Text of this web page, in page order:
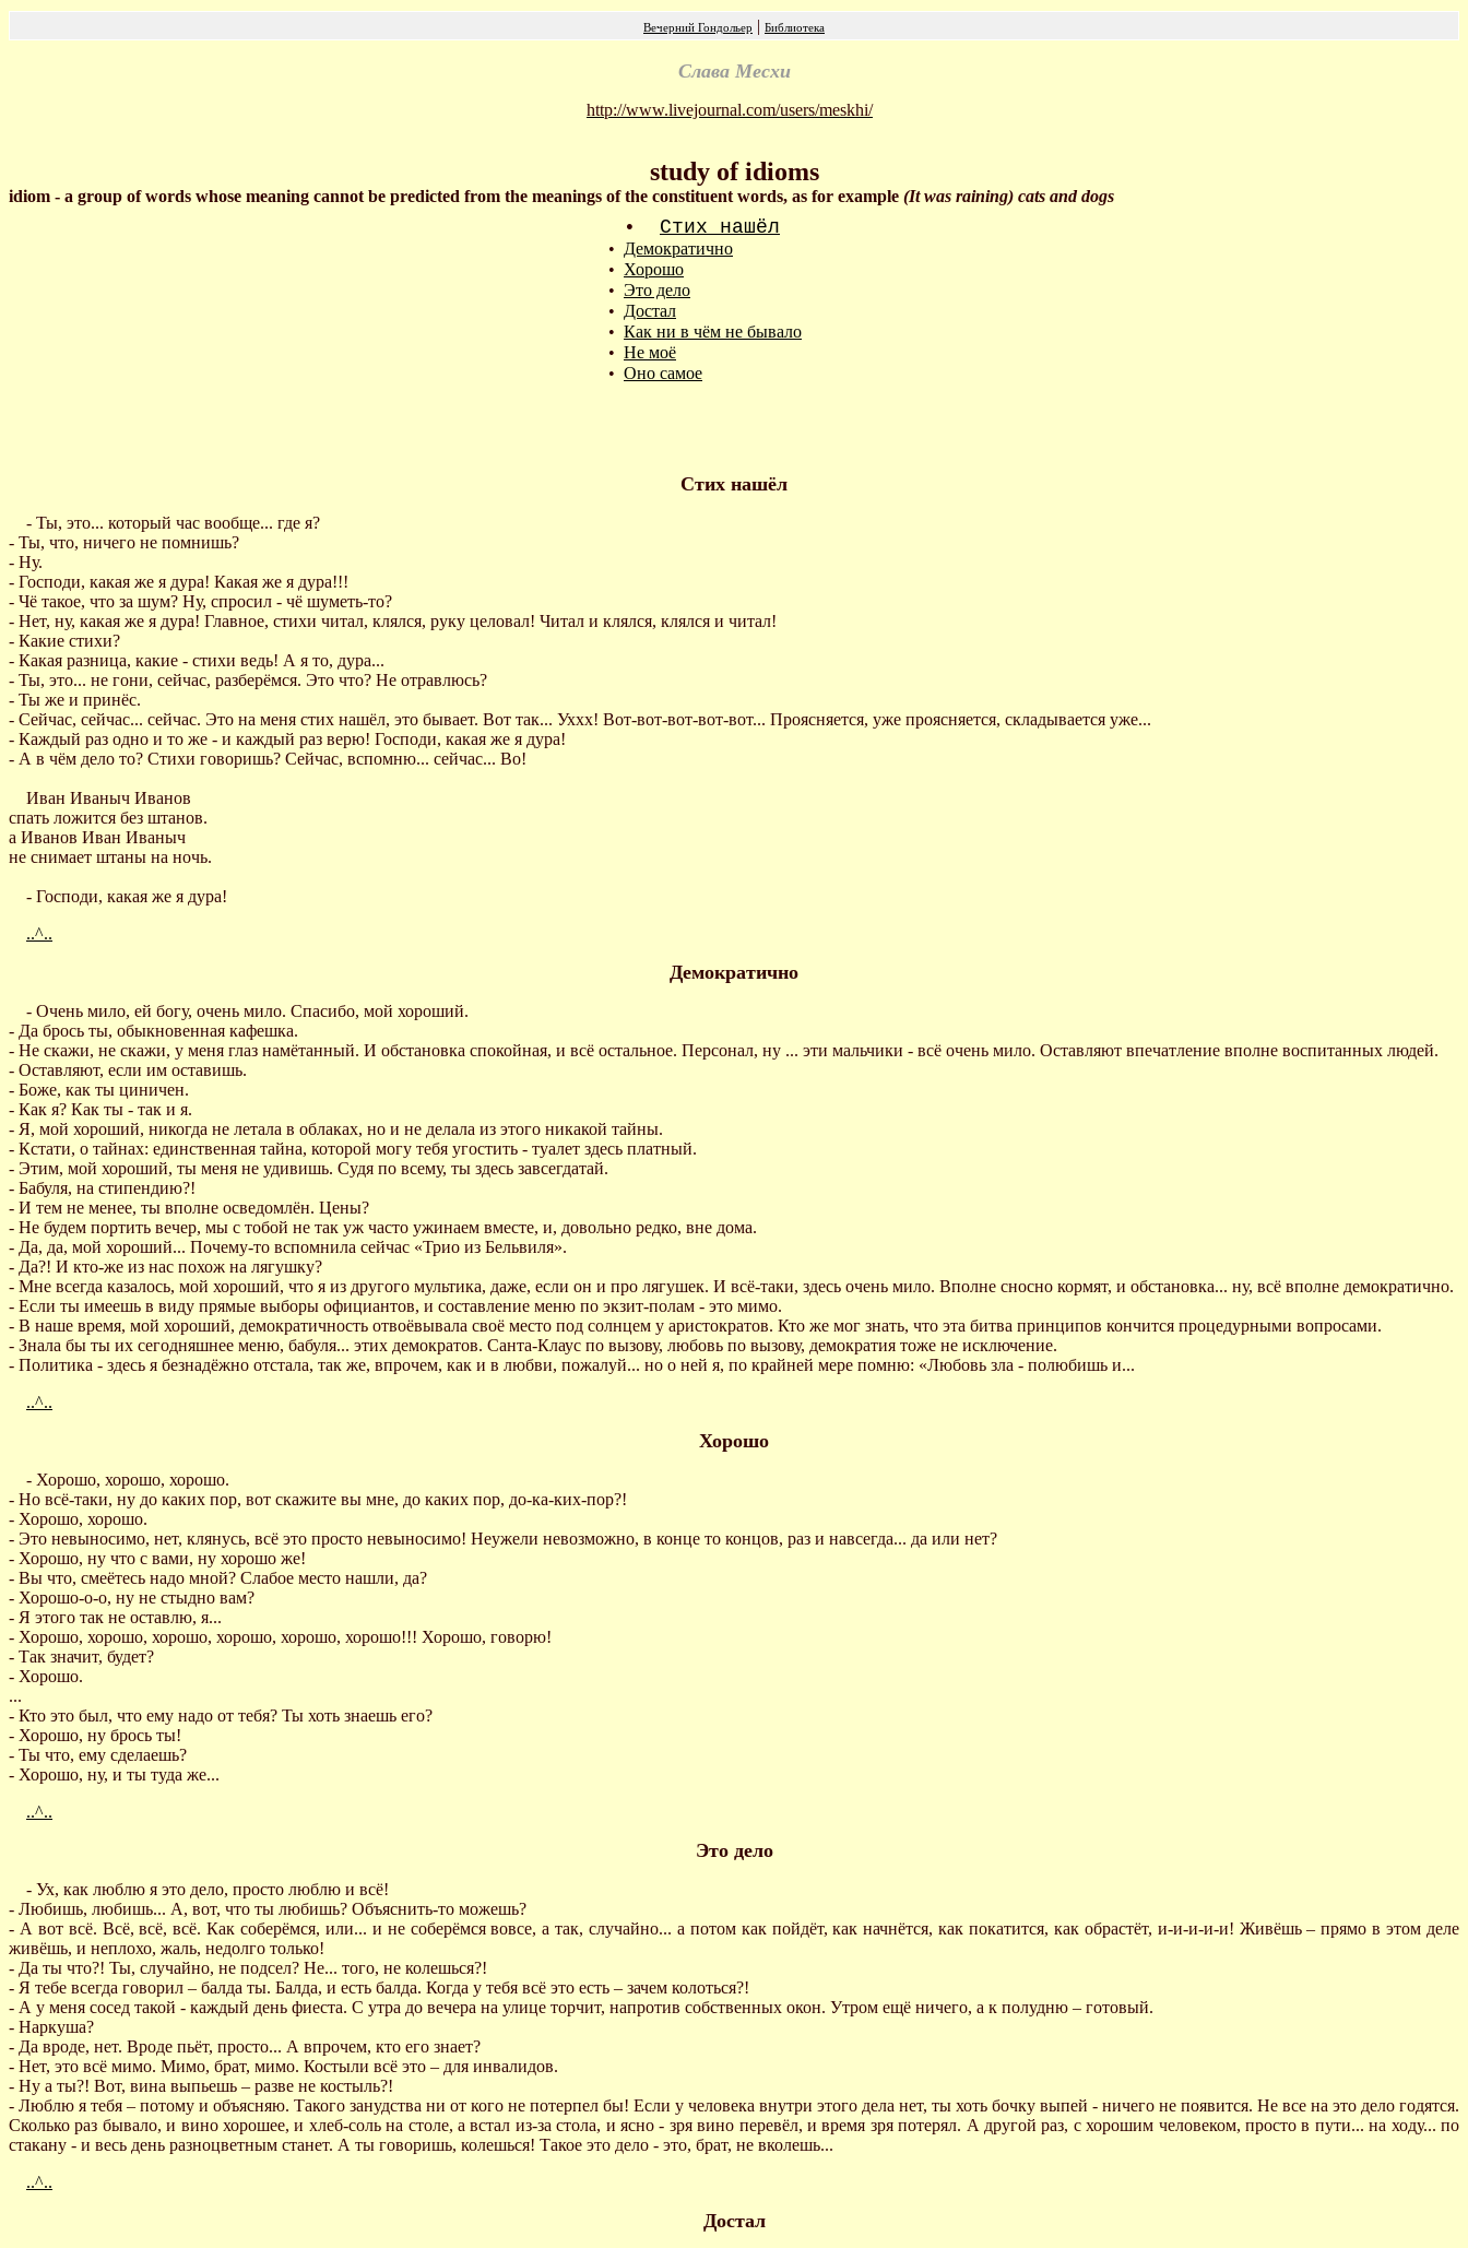
Вечерний Гондольер | Библиотека
Слава Месхи
http://www.livejournal.com/users/meskhi/
study of idioms
idiom - a group of words whose meaning cannot be predicted from the meanings of the constituent words, as for example (It was raining) cats and dogs
• Стих нашёл
• Демократично
• Хорошо
• Это дело
• Достал
• Как ни в чём не бывало
• Не моё
• Оно самое
Стих нашёл
- Ты, это... который час вообще... где я?
- Ты, что, ничего не помнишь?
- Ну.
- Господи, какая же я дура! Какая же я дура!!!
- Чё такое, что за шум? Ну, спросил - чё шуметь-то?
- Нет, ну, какая же я дура! Главное, стихи читал, клялся, руку целовал! Читал и клялся, клялся и читал!
- Какие стихи?
- Какая разница, какие - стихи ведь! А я то, дура...
- Ты, это... не гони, сейчас, разберёмся. Это что? Не отравлюсь?
- Ты же и принёс.
- Сейчас, сейчас... сейчас. Это на меня стих нашёл, это бывает. Вот так... Уххх! Вот-вот-вот-вот-вот... Проясняется, уже проясняется, складывается уже...
- Каждый раз одно и то же - и каждый раз верю! Господи, какая же я дура!
- А в чём дело то? Стихи говоришь? Сейчас, вспомню... сейчас... Во!
Иван Иваныч Иванов
спать ложится без штанов.
а Иванов Иван Иваныч
не снимает штаны на ночь.
- Господи, какая же я дура!
..^..
Демократично
- Очень мило, ей богу, очень мило. Спасибо, мой хороший.
- Да брось ты, обыкновенная кафешка.
- Не скажи, не скажи, у меня глаз намётанный. И обстановка спокойная, и всё остальное. Персонал, ну ... эти мальчики - всё очень мило. Оставляют впечатление вполне воспитанных людей.
- Оставляют, если им оставишь.
- Боже, как ты циничен.
- Как я? Как ты - так и я.
- Я, мой хороший, никогда не летала в облаках, но и не делала из этого никакой тайны.
- Кстати, о тайнах: единственная тайна, которой могу тебя угостить - туалет здесь платный.
- Этим, мой хороший, ты меня не удивишь. Судя по всему, ты здесь завсегдатай.
- Бабуля, на стипендию?!
- И тем не менее, ты вполне осведомлён. Цены?
- Не будем портить вечер, мы с тобой не так уж часто ужинаем вместе, и, довольно редко, вне дома.
- Да, да, мой хороший... Почему-то вспомнила сейчас «Трио из Бельвиля».
- Да?! И кто-же из нас похож на лягушку?
- Мне всегда казалось, мой хороший, что я из другого мультика, даже, если он и про лягушек. И всё-таки, здесь очень мило. Вполне сносно кормят, и обстановка... ну, всё вполне демократично.
- Если ты имеешь в виду прямые выборы официантов, и составление меню по экзит-полам - это мимо.
- В наше время, мой хороший, демократичность отвоёвывала своё место под солнцем у аристократов. Кто же мог знать, что эта битва принципов кончится процедурными вопросами.
- Знала бы ты их сегодняшнее меню, бабуля... этих демократов. Санта-Клаус по вызову, любовь по вызову, демократия тоже не исключение.
- Политика - здесь я безнадёжно отстала, так же, впрочем, как и в любви, пожалуй... но о ней я, по крайней мере помню: «Любовь зла - полюбишь и...
..^..
Хорошо
- Хорошо, хорошо, хорошо.
- Но всё-таки, ну до каких пор, вот скажите вы мне, до каких пор, до-ка-ких-пор?!
- Хорошо, хорошо.
- Это невыносимо, нет, клянусь, всё это просто невыносимо! Неужели невозможно, в конце то концов, раз и навсегда... да или нет?
- Хорошо, ну что с вами, ну хорошо же!
- Вы что, смеётесь надо мной? Слабое место нашли, да?
- Хорошо-о-о, ну не стыдно вам?
- Я этого так не оставлю, я...
- Хорошо, хорошо, хорошо, хорошо, хорошо, хорошо!!! Хорошо, говорю!
- Так значит, будет?
- Хорошо.
...
- Кто это был, что ему надо от тебя? Ты хоть знаешь его?
- Хорошо, ну брось ты!
- Ты что, ему сделаешь?
- Хорошо, ну, и ты туда же...
..^..
Это дело
- Ух, как люблю я это дело, просто люблю и всё!
- Любишь, любишь... А, вот, что ты любишь? Объяснить-то можешь?
- А вот всё. Всё, всё, всё. Как соберёмся, или... и не соберёмся вовсе, а так, случайно... а потом как пойдёт, как начнётся, как покатится, как обрастёт, и-и-и-и-и! Живёшь – прямо в этом деле
живёшь, и неплохо, жаль, недолго только!
- Да ты что?! Ты, случайно, не подсел? Не... того, не колешься?!
- Я тебе всегда говорил – балда ты. Балда, и есть балда. Когда у тебя всё это есть – зачем колоться?!
- А у меня сосед такой - каждый день фиеста. С утра до вечера на улице торчит, напротив собственных окон. Утром ещё ничего, а к полудню – готовый.
- Наркуша?
- Да вроде, нет. Вроде пьёт, просто... А впрочем, кто его знает?
- Нет, это всё мимо. Мимо, брат, мимо. Костыли всё это – для инвалидов.
- Ну а ты?! Вот, вина выпьешь – разве не костыль?!
- Люблю я тебя – потому и объясняю. Такого занудства ни от кого не потерпел бы! Если у человека внутри этого дела нет, ты хоть бочку выпей - ничего не появится. Не все на это дело годятся.
Сколько раз бывало, и вино хорошее, и хлеб-соль на столе, а встал из-за стола, и ясно - зря вино перевёл, и время зря потерял. А другой раз, с хорошим человеком, просто в пути... на ходу... по
стакану - и весь день разноцветным станет. А ты говоришь, колешься! Такое это дело - это, брат, не вколешь...
..^..
Достал